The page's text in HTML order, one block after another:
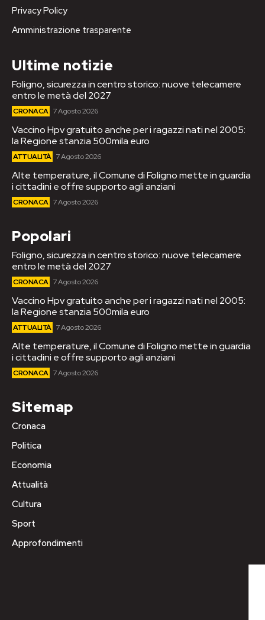
Privacy Policy
Amministrazione trasparente
Ultime notizie
Foligno, sicurezza in centro storico: nuove telecamere
entro le metà del 2027
CRONACA 7 Agosto 2026
Vaccino Hpv gratuito anche per i ragazzi nati nel 2005:
la Regione stanzia 500mila euro
ATTUALITÀ 7 Agosto 2026
Alte temperature, il Comune di Foligno mette in guardia
i cittadini e offre supporto agli anziani
CRONACA 7 Agosto 2026
Popolari
Foligno, sicurezza in centro storico: nuove telecamere
entro le metà del 2027
CRONACA 7 Agosto 2026
Vaccino Hpv gratuito anche per i ragazzi nati nel 2005:
la Regione stanzia 500mila euro
ATTUALITÀ 7 Agosto 2026
Alte temperature, il Comune di Foligno mette in guardia
i cittadini e offre supporto agli anziani
CRONACA 7 Agosto 2026
Sitemap
Cronaca
Politica
Economia
Attualità
Cultura
Sport
Approfondimenti